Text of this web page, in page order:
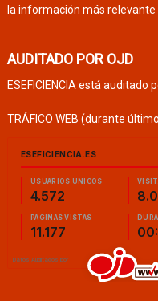
la información más
AUDITADO POR OJD
ESEFICIENCIA está auditado
TRÁFICO WEB (durante